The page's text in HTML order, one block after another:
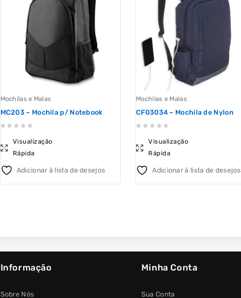
Mochilas e Malas
MC203 – Mochila p/ Notebook
Visualização
Rápida
Adicionar à lista de desejos
Mochilas e Malas
CF03034 – Mochila de Nylon
Visualização
Rápida
Adicionar à lista de desejos
Informação
Sobre Nós
Minha Conta
Sua Conta